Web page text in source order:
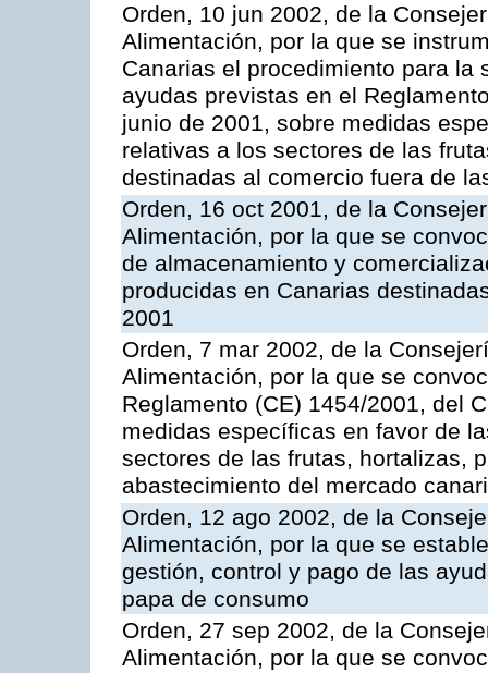
Orden, 10 jun 2002, de la
Alimentación, por la que se
Canarias el procedimiento para
ayudas previstas en el
junio de 2001, sobre medidas
relativas a los sectores de las
destinadas al comercio fuera de
Orden, 16 oct 2001, de la
Alimentación, por la que se
de almacenamiento y
producidas en Canarias
2001
Orden, 7 mar 2002, de la
Alimentación, por la que se
Reglamento (CE) 1454/2001, del
medidas específicas en favor de
sectores de las frutas, hortalizas,
abastecimiento del mercado
Orden, 12 ago 2002, de la
Alimentación, por la que se
gestión, control y pago de las
papa de consumo
Orden, 27 sep 2002, de la
Alimentación, por la que se